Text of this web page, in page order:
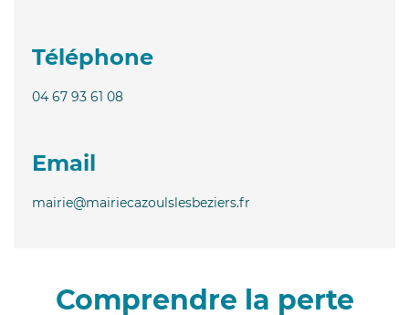
Téléphone
04 67 93 61 08
Email
mairie@mairiecazoulslesbeziers.fr
Comprendre la perte